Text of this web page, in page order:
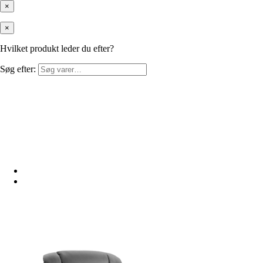
×
×
Hvilket produkt leder du efter?
Søg efter: